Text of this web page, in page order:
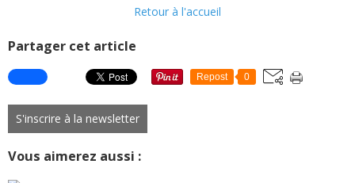
Retour à l'accueil
Partager cet article
Repost 0
S'inscrire à la newsletter
Vous aimerez aussi :